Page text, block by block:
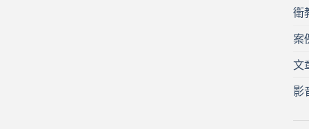
衛
案
文
影